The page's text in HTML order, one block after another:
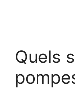
Quels